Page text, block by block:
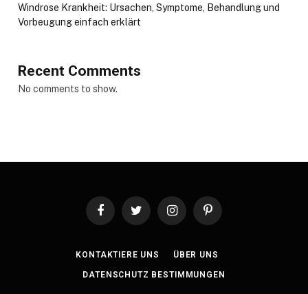
Windrose Krankheit: Ursachen, Symptome, Behandlung und
Vorbeugung einfach erklärt
Recent Comments
No comments to show.
FacebookTwitter InstagramPinterest
KONTAKTIERE UNS ÜBER UNS
DATENSCHUTZ BESTIMMUNGEN